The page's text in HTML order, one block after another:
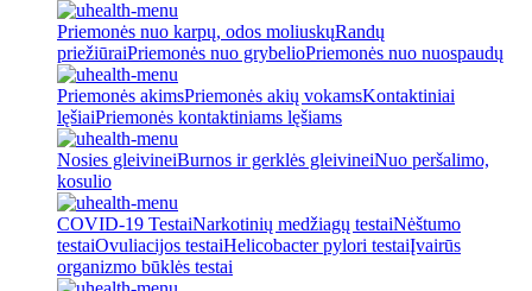
Priemonės nuo karpų, odos moliuskųRandų
priežiūraiPriemonės nuo grybelioPriemonės nuo nuospaudų
Priemonės akimsPriemonės akių vokamsKontaktiniai
lęšiaiPriemonės kontaktiniams lęšiams
Nosies gleivineiBurnos ir gerklės gleivineiNuo peršalimo,
kosulio
COVID-19 TestaiNarkotinių medžiagų testaiNėštumo
testaiOvuliacijos testaiHelicobacter pylori testaiĮvairūs
organizmo būklės testai